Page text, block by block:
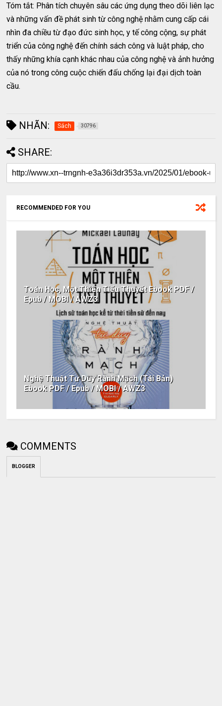
Tóm tắt: Phân tích chuyên sâu các ứng dụng theo dõi liên lạc
và những vấn đề phát sinh từ công nghệ nhằm cung cấp cái
nhìn đa chiều từ đạo đức sinh học, y tế công cộng, sự phát
triển của công nghệ đến chính sách công và luật pháp, cho
thấy những khía cạnh khác nhau của công nghệ và ảnh hưởng
của nó trong công cuộc chiến đấu chống lại đại dịch toàn
cầu.
NHÃN: Sách 30796
SHARE:
RECOMMENDED FOR YOU
Toán Học, Một Thiên Tiểu Thuyết Ebook PDF /
Epub / MOBI / AWZ3
Nghệ Thuật Tư Duy Rành Mạch (Tái Bản)
Ebook PDF / Epub / MOBI / AWZ3
COMMENTS
BLOGGER